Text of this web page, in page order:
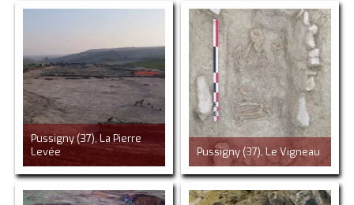
Pussigny (37), La Pierre
Levée
Pussigny (37), Le Vigneau